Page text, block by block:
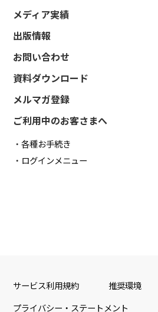
メディア実績
出版情報
お問い合わせ
資料ダウンロード
メルマガ登録
ご利用中のお客さまへ
各種お手続き
ログインメニュー
サービス利用規約 推奨環境
プライバシー・ステートメント